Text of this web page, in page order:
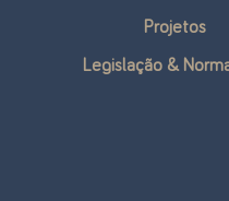
Projetos
Legislação &